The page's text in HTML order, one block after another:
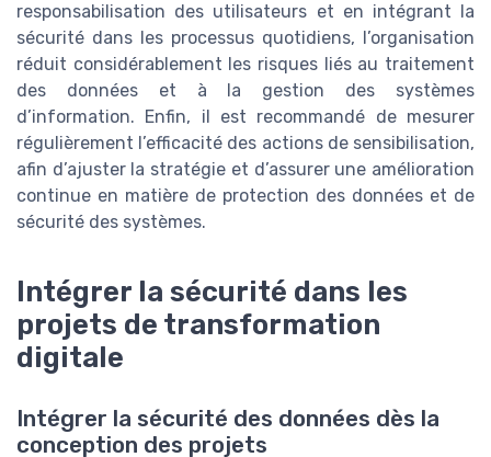
responsabilisation des utilisateurs et en intégrant la
sécurité dans les processus quotidiens, l’organisation
réduit considérablement les risques liés au traitement
des données et à la gestion des systèmes
d’information. Enfin, il est recommandé de mesurer
régulièrement l’efficacité des actions de sensibilisation,
afin d’ajuster la stratégie et d’assurer une amélioration
continue en matière de protection des données et de
sécurité des systèmes.
Intégrer la sécurité dans les
projets de transformation
digitale
Intégrer la sécurité des données dès la
conception des projets